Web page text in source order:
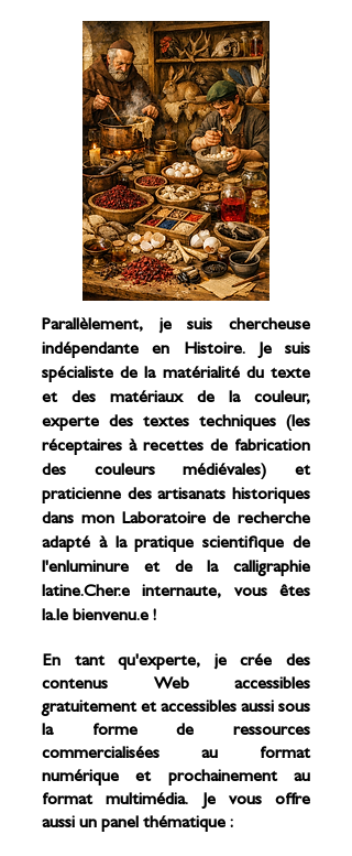
Parallèlement, je suis chercheuse
indépendante en Histoire. Je suis
spécialiste de la matérialité du texte
et des matériaux de la couleur,
experte des textes techniques (les
réceptaires à recettes de fabrication
des couleurs médiévales) et
praticienne des artisanats historiques
dans mon Laboratoire de recherche
adapté à la pratique scientifique de
l'enluminure et de la calligraphie
latine.Cher.e internaute, vous êtes
la.le bienvenu.e !
En tant qu'experte, je crée des
contenus Web accessibles
gratuitement et accessibles aussi sous
la forme de ressources
commercialisées au format
numérique et prochainement au
format multimédia. Je vous offre
aussi un panel thématique :